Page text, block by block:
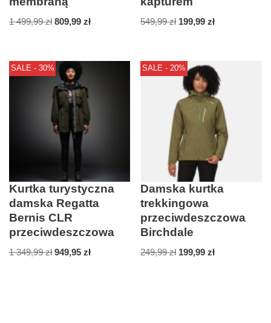
1 499,99zł 809,99 zł 549,99zł 199,99zł
SALE - 30%
Kurtka turystyczna
damska Regatta
Bernis CLR
przeciwdeszczowa
1 349,99zł 949,95 zł
SALE - 20%
Damska kurtka
trekkingowa
przeciwdeszczowa
Birchdale
249,99zł 199,99zł